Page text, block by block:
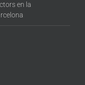
en la